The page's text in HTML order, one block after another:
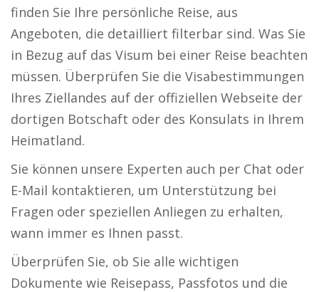
finden Sie Ihre persönliche Reise, aus
Angeboten, die detailliert filterbar sind. Was Sie
in Bezug auf das Visum bei einer Reise beachten
müssen. Überprüfen Sie die Visabestimmungen
Ihres Ziellandes auf der offiziellen Webseite der
dortigen Botschaft oder des Konsulats in Ihrem
Heimatland.
Sie können unsere Experten auch per Chat oder
E-Mail kontaktieren, um Unterstützung bei
Fragen oder speziellen Anliegen zu erhalten,
wann immer es Ihnen passt.
Überprüfen Sie, ob Sie alle wichtigen
Dokumente wie Reisepass, Passfotos und die